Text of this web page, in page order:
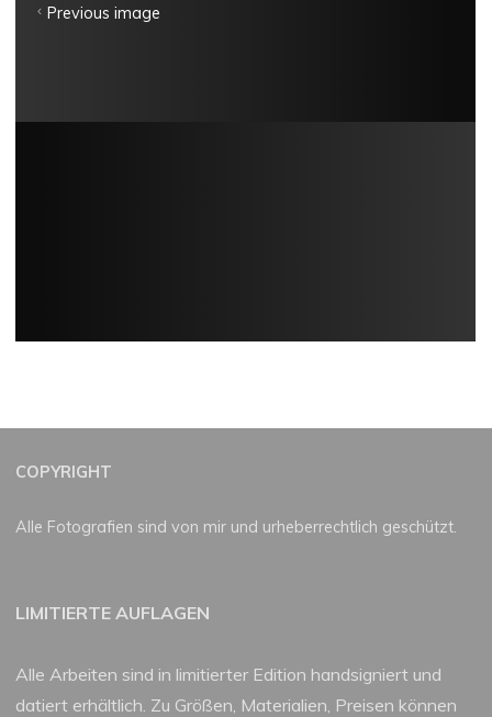
Previous image
COPYRIGHT
Alle Fotografien sind von mir und urheberrechtlich geschützt.
LIMITIERTE AUFLAGEN
Alle Arbeiten sind in limitierter Edition handsigniert und
datiert erhältlich. Zu Größen, Materialien, Preisen können